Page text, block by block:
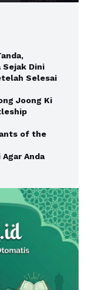
Sejak Dini
Selesai
Joong Ki
of the
Anda